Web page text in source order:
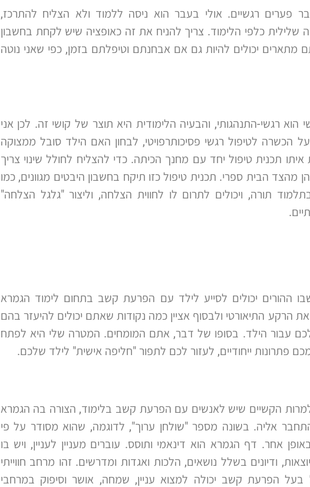
פערים רגשיים. אולי בעבר הוא ניסה ללמוד ולא הצליח להתרכז,
שלילית כלפי הלימוד. צריך להניח את זה כאופציה שיש לקחת בחשבון
יכולים להיות גם אם אבחנתם וטיפלתם בזמן, כפי שאני נוטה
רגשי-התנהגותי, והבעיה הלימודית היא תוצר של קושי זה. לכן אני
הכשרה לטיפול רגשי פסיכותרפויטי, לבחון האם הילד סובל ממצוקה
תכנית טיפול יחד עם מחנך הכיתה. כדי להצליח לחולל שינוי צריך
מהצד הבית ספרי. תכנית טיפול כזו תיקח בחשבון היבטים מגוונים, כמו
תורה, ויכולים לתרום לו לחווית הצלחה, וליצור "גלגל הצלחה"
ההורים יכולים לסייע לילד עם הפרעת קשב בתחום לימוד הגמרא
הרקע התיאורטי ולבסוף אציין כמה נקודות שאתם יכולים להיעזר בהם
עבור הילד. בסופו של דבר, אתם המומחים. המטרה שלי היא לפתח
פתרונות ייחודיים, לעזור לכם לתפור "חליפה אישית" לילד שלכם.
הקשיים שיש לאנשים עם הפרעת קשב בלימוד, הצורה בה הגמרא
אליה. בשונה מספר "שולחן ערוך", לדוגמה, שהוא מסודר על פי
אחר. דף הגמרא הוא דינאמי ותוסס. עוברים מעניין לעניין, ויש בו
ודיונים בשלל נושאים, הלכות ואגדות ומדרשים. זהו מרחב חווייתי
הפרעת קשב יכולה למצוא עניין, שמחה, אושר וסיפוק במרחבי